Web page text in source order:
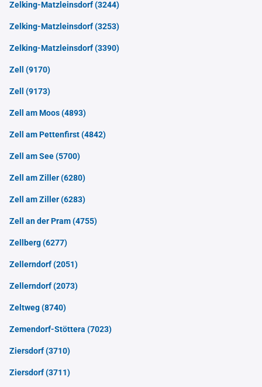
Zelking-Matzleinsdorf(3244)
Zelking-Matzleinsdorf(3253)
Zelking-Matzleinsdorf(3390)
Zell (9170)
Zell (9173)
Zell am Moos(4893)
Zell am Pettenfirst(4842)
Zell am See(5700)
Zell am Ziller(6280)
Zell am Ziller(6283)
Zell an der Pram(4755)
Zellberg(6277)
Zellerndorf(2051)
Zellerndorf(2073)
Zeltweg(8740)
Zemendorf-Stöttera (7023)
Ziersdorf(3710)
Ziersdorf(3711)